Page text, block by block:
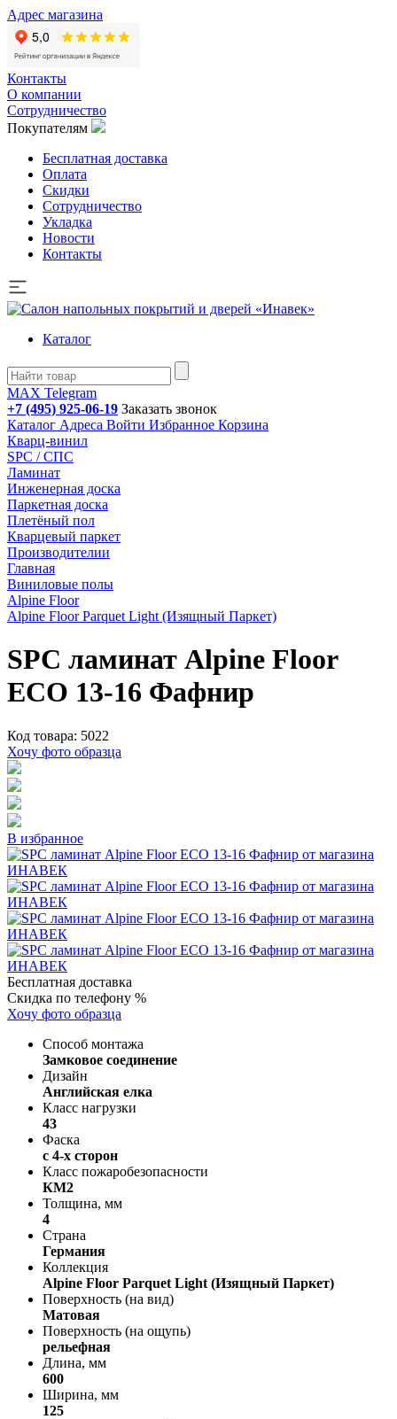
Адрес магазина
Контакты
О компании
Сотрудничество
Покупателям
Бесплатная доставка
Оплата
Скидки
Сотрудничество
Укладка
Новости
Контакты
Каталог
MAX Telegram
+7 (495) 925-06-19 Заказать звонок
Каталог Адреса Войти Избранное Корзина
Кварц-винил
SPC / СПС
Ламинат
Инженерная доска
Паркетная доска
Плетёный пол
Кварцевый паркет
Производителии
Главная
Виниловые полы
Alpine Floor
Alpine Floor Parquet Light (Изящный Паркет)
SPC ламинат Alpine Floor
ECO 13-16 Фафнир
Код товара: 5022
Хочу фото образца
В избранное
Бесплатная доставка
Скидка по телефону %
Хочу фото образца
Способ монтажа
Замковое соединение
Дизайн
Английская елка
Класс нагрузки
43
Фаска
с 4-х сторон
Класс пожаробезопасности
КМ2
Толщина, мм
4
Страна
Германия
Коллекция
Alpine Floor Parquet Light (Изящный Паркет)
Поверхность (на вид)
Матовая
Поверхность (на ощупь)
рельефная
Длина, мм
600
Ширина, мм
125